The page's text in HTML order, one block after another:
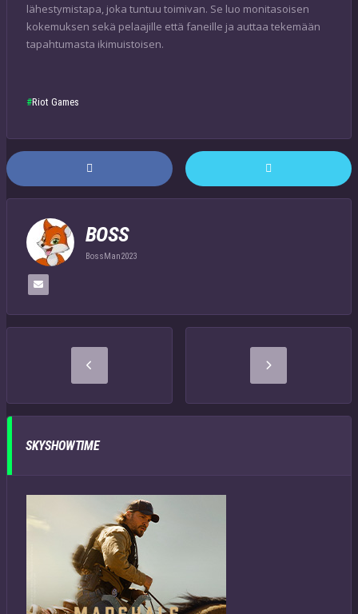
lähestymistapa, joka tuntuu toimivan. Se luo monitasoisen
kokemuksen sekä pelaajille että faneille ja auttaa tekemään
tapahtumasta ikimuistoisen.
Riot Games
BOSS
BossMan2023
SKYSHOWTIME